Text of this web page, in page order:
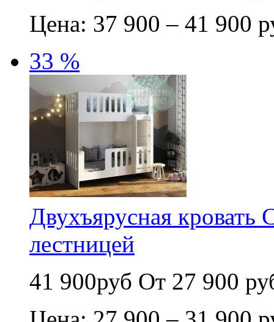
Цена: 37 900 – 41 900
33 %
Двухъярусная кровать
лестницей
41 900руб От 27 900